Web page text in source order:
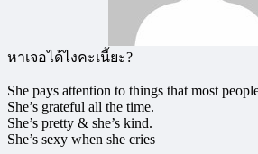
หาเจอได้ไงคะเนี้ยะ?
She pays attention to things that most
She’s grateful all the time.
She’s pretty & she’s kind.
She’s sexy when she cries